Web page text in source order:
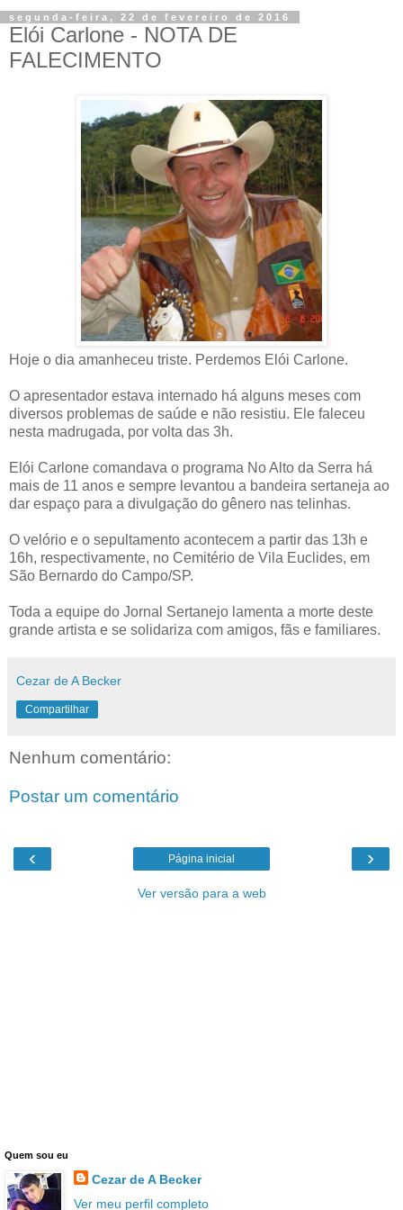
segunda-feira, 22 de fevereiro de 2016
Elói Carlone - NOTA DE
FALECIMENTO
Hoje o dia amanheceu triste. Perdemos Elói Carlone.
O apresentador estava internado há alguns meses com
diversos problemas de saúde e não resistiu. Ele faleceu
nesta madrugada, por volta das 3h.
Elói Carlone comandava o programa No Alto da Serra há
mais de 11 anos e sempre levantou a bandeira sertaneja ao
dar espaço para a divulgação do gênero nas telinhas.
O velório e o sepultamento acontecem a partir das 13h e
16h, respectivamente, no Cemitério de Vila Euclides, em
São Bernardo do Campo/SP.
Toda a equipe do Jornal Sertanejo lamenta a morte deste
grande artista e se solidariza com amigos, fãs e familiares.
Cezar de A Becker
Compartilhar
Nenhum comentário:
Postar um comentário
‹ ›
Página inicial
Ver versão para a web
Quem sou eu
Cezar de A Becker
Ver meu perfil completo